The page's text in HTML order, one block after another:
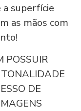
superfície
as mãos com
POSSUIR
DE